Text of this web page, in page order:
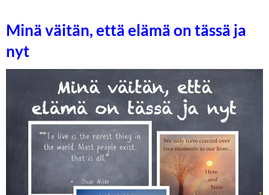
Minä väitän, että elämä on tässä ja
nyt